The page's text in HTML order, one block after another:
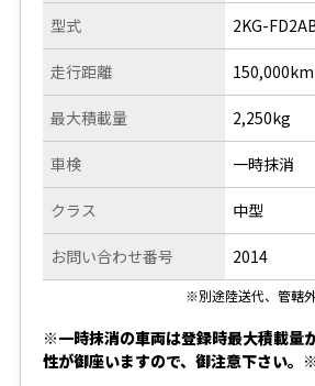
型式
走行距離
2KG-
150,000km
最大積載量
車検
クラス
お問い合わせ番号
2,250kg
一時抹消
中型
2014
※別途陸送代、管轄
※一時抹消の車両は登録時最大積載量
性が御座いますので、御注意下さい。※